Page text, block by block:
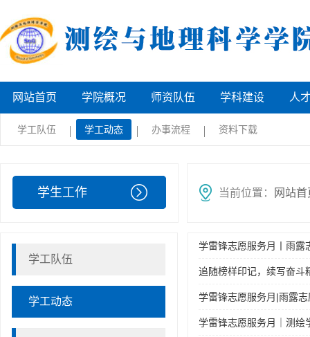
网站首页 学院概况 师资队伍 学科建设 人
学工队伍 学工动态 办事流程 资料下载
学生工作 当前位置： 网站首
学工队伍
学工动态
学雷锋志愿服务月丨雨露
追随榜样印记，续写奋
学雷锋志愿服务月|雨露
学雷锋志愿服务月｜测绘